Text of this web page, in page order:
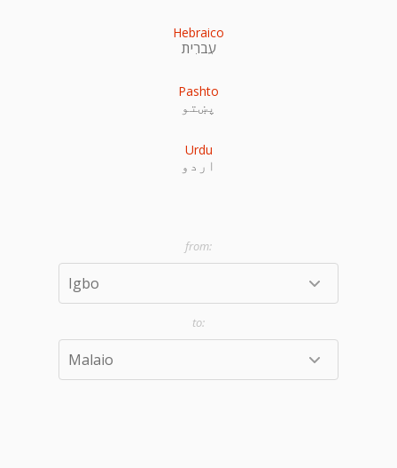
Hebraico
עִברִית
Pashto
پښتو
Urdu
اردو